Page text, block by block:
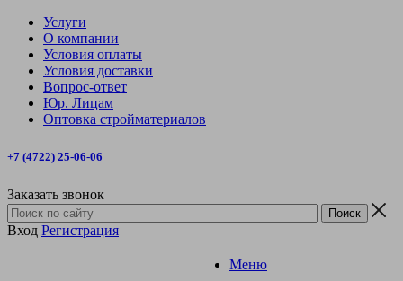
Услуги
О компании
Условия оплаты
Условия доставки
Вопрос-ответ
Юр. Лицам
Оптовка стройматериалов
+7 (4722) 25-06-06
Заказать звонок
Вход Регистрация
Меню